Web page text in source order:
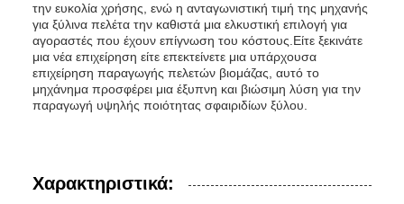
την ευκολία χρήσης, ενώ η ανταγωνιστική τιμή της μηχανής
για ξύλινα πελέτα την καθιστά μια ελκυστική επιλογή για
αγοραστές που έχουν επίγνωση του κόστους.Είτε ξεκινάτε
μια νέα επιχείρηση είτε επεκτείνετε μια υπάρχουσα
επιχείρηση παραγωγής πελετών βιομάζας, αυτό το
μηχάνημα προσφέρει μια έξυπνη και βιώσιμη λύση για την
παραγωγή υψηλής ποιότητας σφαιριδίων ξύλου.
Χαρακτηριστικά: